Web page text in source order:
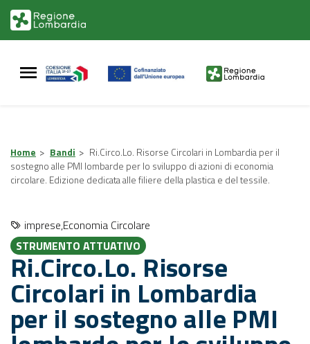
contenuto
footer
Home > Bandi > Ri.Circo.Lo. Risorse Circolari in Lombardia per il
sostegno alle PMI lombarde per lo sviluppo di azioni di economia
circolare. Edizione dedicata alle filiere della plastica e del tessile.
imprese,Economia Circolare
STRUMENTO ATTUATIVO
Ri.Circo.Lo. Risorse
Circolari in Lombardia
per il sostegno alle PMI